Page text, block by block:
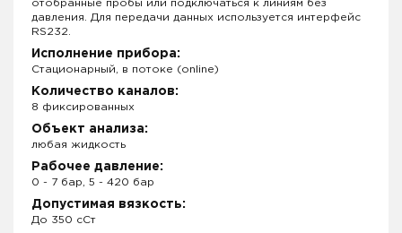
отобранные пробы или подключаться к линиям без
давления. Для передачи данных используется интерфейс
RS232.
Исполнение прибора:
Стационарный, в потоке (online)
Количество каналов:
8 фиксированных
Объект анализа:
любая жидкость
Рабочее давление:
0 - 7 бар, 5 - 420 бар
Допустимая вязкость:
До 350 сСт